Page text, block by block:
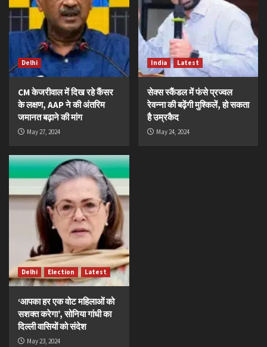
Delhi
CM केजरीवाल में दिख रहे कैंसर
के लक्षण, AAP ने की अंतरिम
जमानत बढ़ाने की मांग
May 27, 2024
India Latest
सेक्स स्कैंडल में फंसे प्रज्वल
रेवन्ना की बढ़ेंगी मुश्किलें, हो सकता
है उम्रकैद
May 24, 2024
Delhi Election Latest
‘आपका हर एक वोट महिलाओं को
सशक्त करेगा’, सोनिया गांधी का
दिल्ली वासियों को संदेश
May 23, 2024